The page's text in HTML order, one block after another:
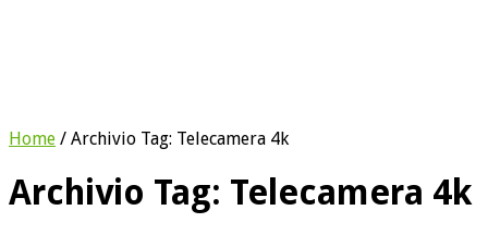
Home / Archivio Tag: Telecamera 4k
Archivio Tag: Telecamera 4k